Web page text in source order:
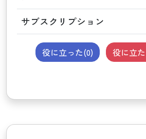
サブスクリプション
役に立った(0) 役に立